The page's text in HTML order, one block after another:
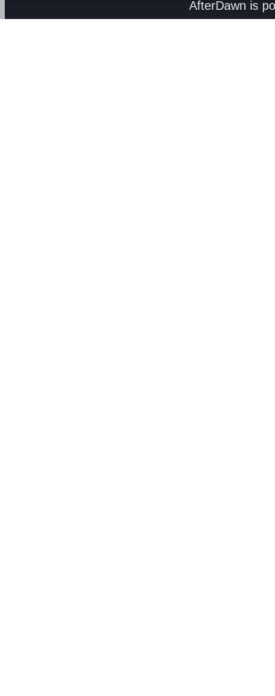
AfterDawn is